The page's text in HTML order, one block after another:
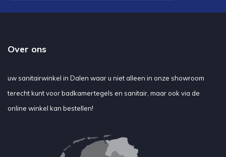
Over ons
uw sanitairwinkel in Dalen waar u niet alleen in onze showroom
terecht kunt voor badkamertegels en sanitair, maar ook via de
online winkel kan bestellen!